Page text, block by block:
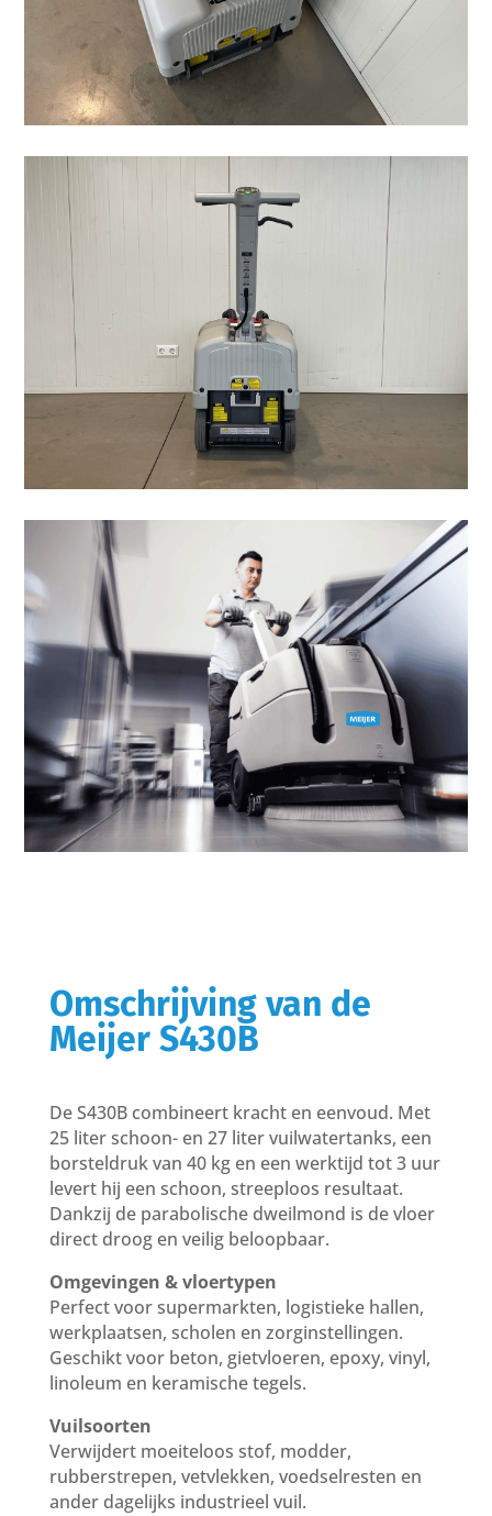
Omschrijving van de
Meijer S430B
De S430B combineert kracht en eenvoud. Met
25 liter schoon- en 27 liter vuilwatertanks, een
borstel­druk van 40 kg en een werktijd tot 3 uur
levert hij een schoon, streeploos resultaat.
Dankzij de parabolische dweilmond is de vloer
direct droog en veilig beloopbaar.
Omgevingen & vloertypen
Perfect voor supermarkten, logistieke hallen,
werkplaatsen, scholen en zorginstellingen.
Geschikt voor beton, gietvloeren, epoxy, vinyl,
linoleum en keramische tegels.
Vuilsoorten
Verwijdert moeiteloos stof, modder,
rubberstrepen, vetvlekken, voedselresten en
ander dagelijks industrieel vuil.